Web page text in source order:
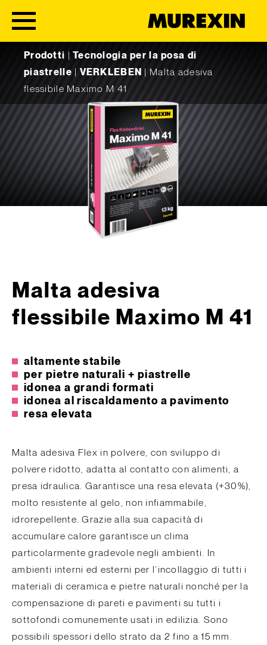
Prodotti |Tecnologia per la posa di
piastrelle
VERKLEBEN
Malta adesiva
flessibile Maximo M 41
Malta adesiva
flessibile Maximo M 41
altamente stabile
per pietre naturali + piastrelle
idonea a grandi formati
idonea al riscaldamento a pavimento
resa elevata
Malta adesiva Flex in polvere, con sviluppo di
polvere ridotto, adatta al contatto con alimenti, a
presa idraulica. Garantisce una resa elevata (+30%),
molto resistente al gelo, non infiammabile,
idrorepellente. Grazie alla sua capacità di
accumulare calore garantisce un clima
particolarmente gradevole negli ambienti. In
ambienti interni ed esterni per l’incollaggio di tutti i
materiali di ceramica e pietre naturali nonché per la
compensazione di pareti e pavimenti su tutti i
sottofondi comunemente usati in edilizia. Sono
possibili spessori dello strato da 2 fino a 15 mm.